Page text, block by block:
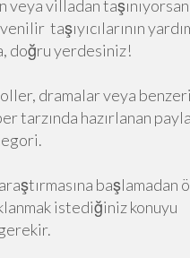
veya villadan
taşıyıcılarının
doğru yerdesiniz!
dramalar veya
tarzında hazırlanan
başlamadan
istediğiniz konuyu